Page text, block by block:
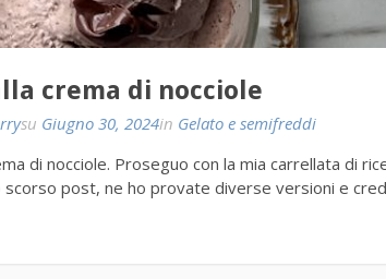
crema di nocciole
su Giugno 30, 2024in Gelato e semifreddi
di nocciole. Proseguo con la mia carrellata di
scorso post, ne ho provate diverse versioni e